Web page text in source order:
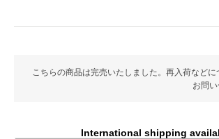
こちらの商品は完売いたしました。再入荷などに
お問い
International shipping